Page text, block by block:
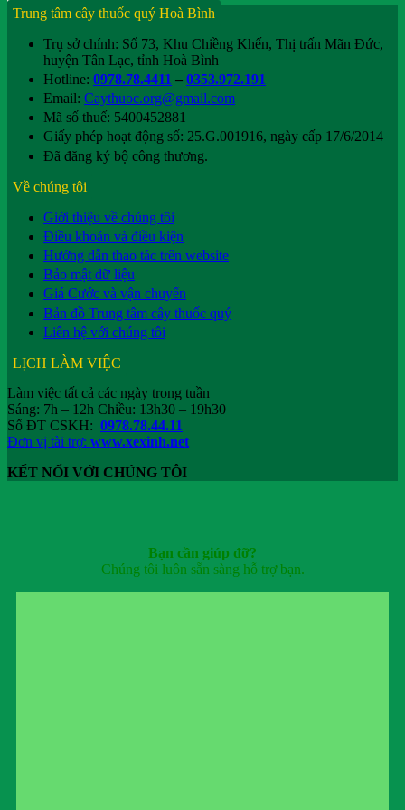
Trung tâm cây thuốc quý Hoà Bình
Trụ sở chính: Số 73, Khu Chiềng Khến, Thị trấn Mãn Đức,
huyện Tân Lạc, tỉnh Hoà Bình
Hotline: 0978.78.4411 – 0353.972.191
Email: Caythuoc.org@gmail.com
Mã số thuế: 5400452881
Giấy phép hoạt động số: 25.G.001916, ngày cấp 17/6/2014
Đã đăng ký bộ công thương.
Về chúng tôi
Giới thiệu về chúng tôi
Điều khoản và điều kiện
Hướng dẫn thao tác trên website
Bảo mật dữ liệu
Giá Cước và vận chuyển
Bản đồ Trung tâm cây thuốc quý
Liên hệ với chúng tôi
LỊCH LÀM VIỆC
Làm việc tất cả các ngày trong tuần
Sáng: 7h – 12h Chiều: 13h30 – 19h30
Số ĐT CSKH: 0978.78.44.11
Đơn vị tài trợ: www.xexinh.net
KẾT NỐI VỚI CHÚNG TÔI
Bạn cần giúp đỡ?
Chúng tôi luôn sẵn sàng hỗ trợ bạn.